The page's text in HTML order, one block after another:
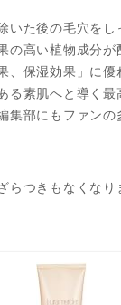
いた後の毛穴をし
の高い植物成分が
、保湿効果」に
る素肌へと導く最
集部にもファンの
らつきもなくなり